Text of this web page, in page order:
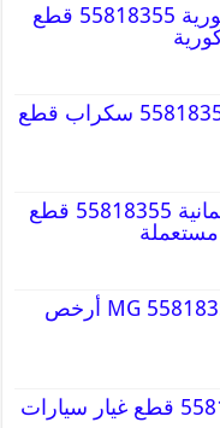
قطع غيار سيارات كورية 55818355 قطع
قطع غيار كاديلاك 55818355 سكراب قطع
قطع غيار سيارات المانية 55818355 قطع
مستعملة
قطع غيار أم جي MG 55818355 أرخص
قطع غيار كيا 55818355 قطع غيار سيارات